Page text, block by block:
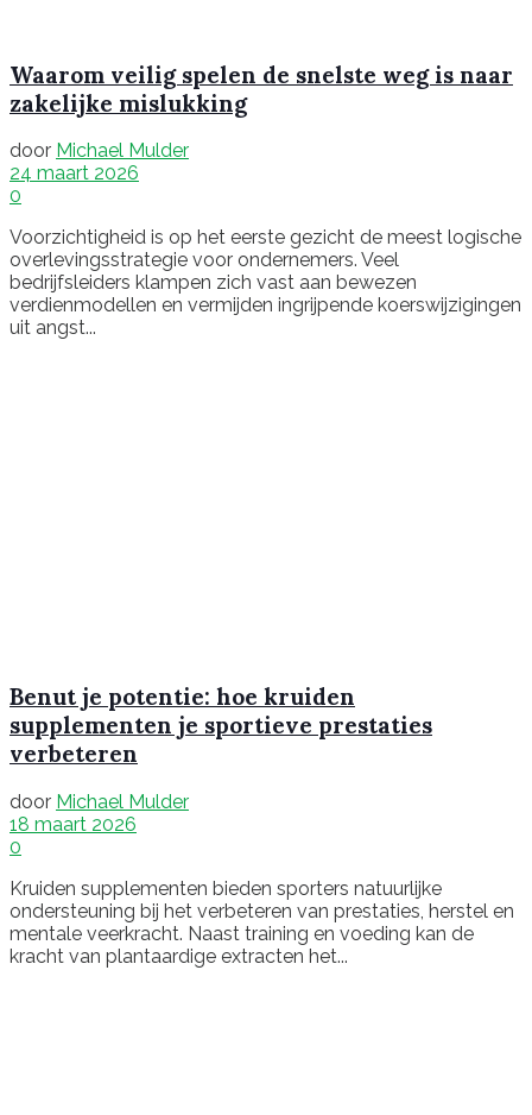
Waarom veilig spelen de snelste weg is naar
zakelijke mislukking
door Michael Mulder
24 maart 2026
0
Voorzichtigheid is op het eerste gezicht de meest logische
overlevingsstrategie voor ondernemers. Veel
bedrijfsleiders klampen zich vast aan bewezen
verdienmodellen en vermijden ingrijpende koerswijzigingen
uit angst...
Benut je potentie: hoe kruiden
supplementen je sportieve prestaties
verbeteren
door Michael Mulder
18 maart 2026
0
Kruiden supplementen bieden sporters natuurlijke
ondersteuning bij het verbeteren van prestaties, herstel en
mentale veerkracht. Naast training en voeding kan de
kracht van plantaardige extracten het...